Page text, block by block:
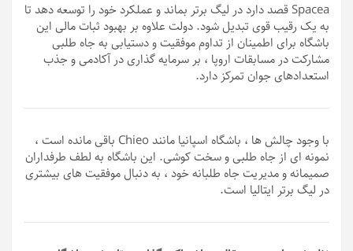
Spacea قصد دارد در لیگ برتر بماند و عملکرد خود را توسعه دهد تا
به یک رقیب قوی تبدیل شود. دولت علاوه بر بهبود ثبات مالی این
باشگاه برای اطمینان از تداوم موفقیت و دستیابی به جاه طلبی
مشارکت در مسابقات اروپا ، بر سرمایه گذاری در آکادمی و جذب
استعدادهای جوان تمرکز دارد.
با وجود چالش ها ، باشگاه اسپانیا مانند Chieo باقی مانده است ،
نمونه ای از جاه طلبی و سخت کوشی. این باشگاه به لطف طرفداران
صمیمانه و مدیریت جاه طلبانه خود ، به دنبال موفقیت های بیشتری
در لیگ برتر ایتالیا است.